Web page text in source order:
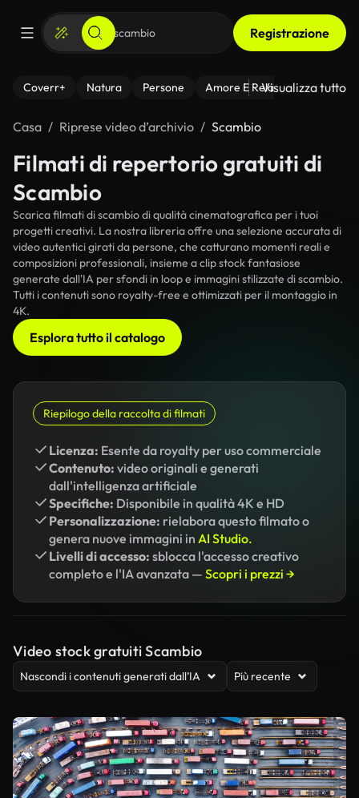
Registrazione
Coverr+ Natura Persone Amore E Relazioni Il
Visualizza tutto
Casa Riprese video d’archivio Scambio
Filmati di repertorio gratuiti di
Scambio
Scarica filmati di scambio di qualità cinematografica per i tuoi
progetti creativi. La nostra libreria offre una selezione accurata di
video autentici girati da persone, che catturano momenti reali e
composizioni professionali, insieme a clip stock fantasiose
generate dall'IA per sfondi in loop e immagini stilizzate di scambio.
Tutti i contenuti sono royalty-free e ottimizzati per il montaggio in
4K.
Esplora tutto il catalogo
Riepilogo della raccolta di filmati
Licenza: Esente da royalty per uso commerciale
Contenuto: video originali e generati
dall'intelligenza artificiale
Specifiche: Disponibile in qualità 4K e HD
Personalizzazione: rielabora questo filmato o
genera nuove immagini in AI Studio.
Livelli di accesso: sblocca l'accesso creativo
completo e l'IA avanzata — Scopri i prezzi →
Video stock gratuiti Scambio
Nascondi i contenuti generati dall’IA Più recente